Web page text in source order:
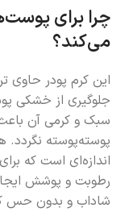
چرا برای
می‌کند؟
این کرم پودر حاوی
جلوگیری از خشکی
سبک و کرمی آن
پوسته‌پوسته
اندازه‌ای است که
رطوبت و پوشش
شاداب و بدون حس